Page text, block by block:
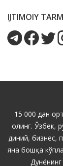
IJTIMOIY
15 000 дан
олинг. Ўзбек,
диний, бизнес,
яна бошқа